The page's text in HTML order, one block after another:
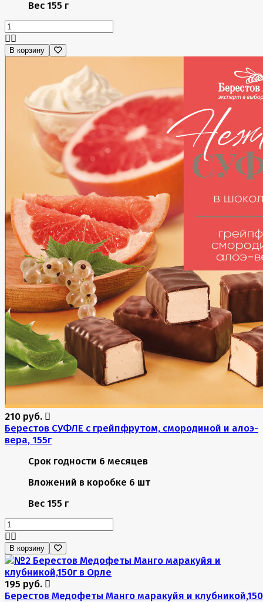
Вес 155 г
В корзину
210 руб.
Берестов СУФЛЕ с грейпфрутом, смородиной и алоэ-
вера, 155г
Срок годности 6 месяцев
Вложений в коробке 6 шт
Вес 155 г
В корзину
195 руб.
Берестов Медофеты Манго маракуйя и